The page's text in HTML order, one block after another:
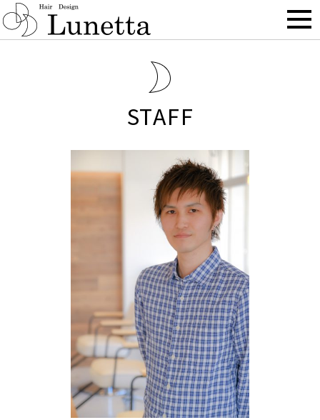
BLOG
STAFF